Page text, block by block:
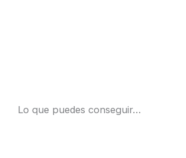
Lo que puedes conseguir…